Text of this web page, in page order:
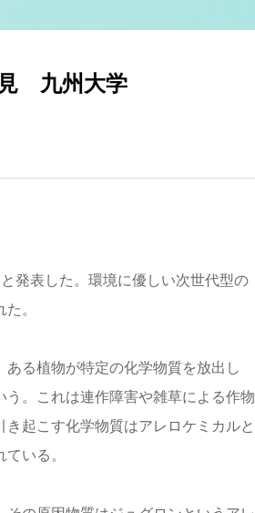
九州大学
発表した。環境に優しい次世代型の
。
る植物が特定の化学物質を放出し
。これは連作障害や雑草による作物
起こす化学物質はアレロケミカルと
いる。